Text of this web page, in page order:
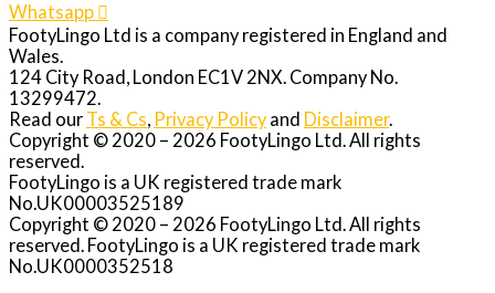
Whatsapp
FootyLingo Ltd is a company registered in England and
Wales.
124 City Road, London EC1V 2NX. Company No.
13299472.
Read our Ts & Cs, Privacy Policy and Disclaimer.
Copyright © 2020 – 2026 FootyLingo Ltd. All rights
reserved.
FootyLingo is a UK registered trade mark
No.UK00003525189
Copyright © 2020 – 2026 FootyLingo Ltd. All rights
reserved. FootyLingo is a UK registered trade mark
No.UK0000352518